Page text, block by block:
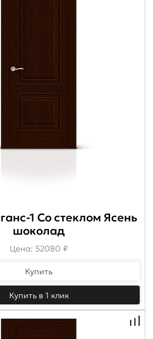
1 Со стеклом Ясень
шоколад
Цена: 52080 ₽
Купить
Купить в 1 клик